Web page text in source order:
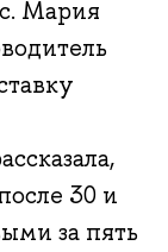
Мария
30 и
за пять